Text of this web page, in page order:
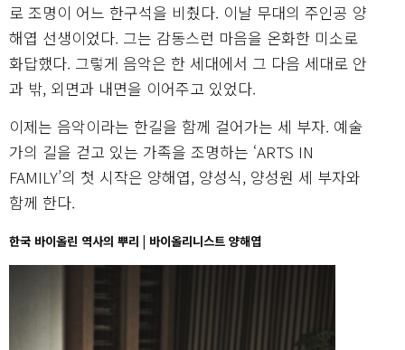
로 조명이 어느 한구석을 비췄다. 이날 무대의 주인공 양
해엽 선생이었다. 그는 감동스런 마음을 온화한 미소로
화답했다. 그렇게 음악은 한 세대에서 그 다음 세대로 안
과 밖, 외면과 내면을 이어주고 있었다.
이제는 음악이라는 한길을 함께 걸어가는 세 부자. 예술
가의 길을 걷고 있는 가족을 조명하는 ‘ARTS IN
FAMILY’의 첫 시작은 양해엽, 양성식, 양성원 세 부자와
함께 한다.
한국 바이올린 역사의 뿌리 | 바이올리니스트 양해엽